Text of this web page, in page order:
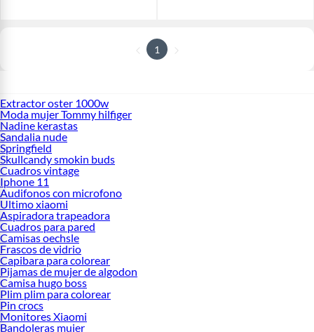
1
Extractor oster 1000w
Moda mujer Tommy hilfiger
Nadine kerastas
Sandalia nude
Springfield
Skullcandy smokin buds
Cuadros vintage
Iphone 11
Audifonos con microfono
Ultimo xiaomi
Aspiradora trapeadora
Cuadros para pared
Camisas oechsle
Frascos de vidrio
Capibara para colorear
Pijamas de mujer de algodon
Camisa hugo boss
Plim plim para colorear
Pin crocs
Monitores Xiaomi
Bandoleras mujer